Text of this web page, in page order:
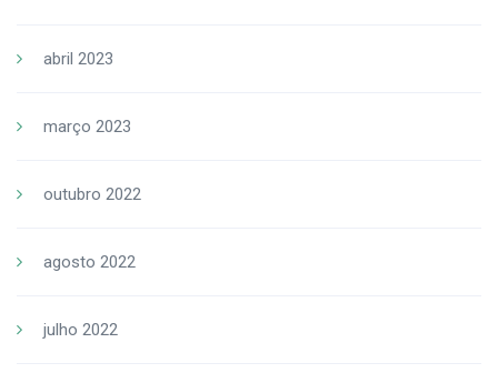
abril 2023
março 2023
outubro 2022
agosto 2022
julho 2022